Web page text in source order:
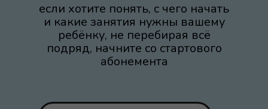
если хотите понять, с чего начать
и какие занятия нужны вашему
ребёнку, не перебирая всё
подряд, начните со стартового
абонемента